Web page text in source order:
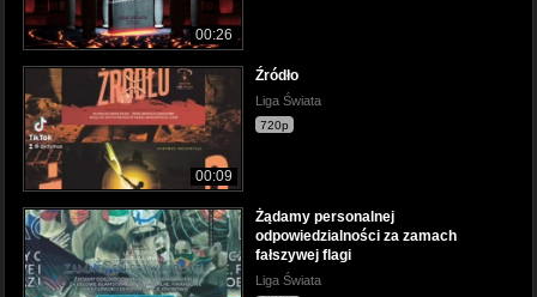
00:26
00:09
Źródło
Liga Świata
720p
Żądamy personalnej
odpowiedzialności za zamach
fałszywej flagi
Liga Świata